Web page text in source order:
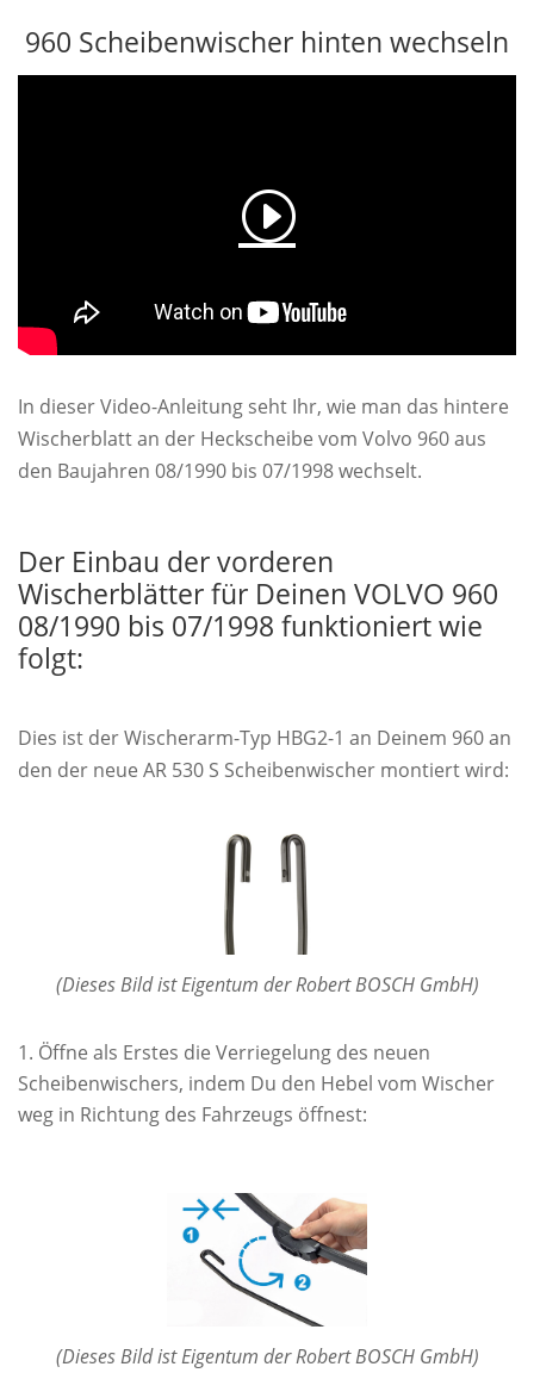
960 Scheibenwischer hinten wechseln
In dieser Video-Anleitung seht Ihr, wie man das hintere
Wischerblatt an der Heckscheibe vom Volvo 960 aus
den Baujahren 08/1990 bis 07/1998 wechselt.
Der Einbau der vorderen
Wischerblätter für Deinen VOLVO 960
08/1990 bis 07/1998 funktioniert wie
folgt:
Dies ist der Wischerarm-Typ HBG2-1 an Deinem 960 an
den der neue AR 530 S Scheibenwischer montiert wird:
(Dieses Bild ist Eigentum der Robert BOSCH GmbH)
Öffne als Erstes die Verriegelung des neuen
Scheibenwischers, indem Du den Hebel vom Wischer
weg in Richtung des Fahrzeugs öffnest:
(Dieses Bild ist Eigentum der Robert BOSCH GmbH)